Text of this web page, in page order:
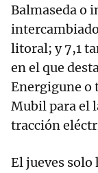
Balmaseda o
litoral; y 7,1
en el que
Energigune o
Mubil para el
tracción
El jueves